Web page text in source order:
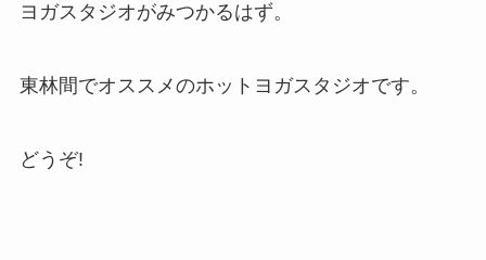
ヨガスタジオがみつかるはず。
東林間でオススメのホットヨガスタジオです。
どうぞ!